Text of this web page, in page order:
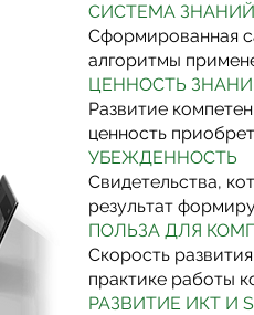
СИСТЕМА ЗНАНИЙ
Сформированная
алгоритмы
ЦЕННОСТЬ
Развитие
ценность
УБЕЖДЕННОСТЬ
Свидетельства,
результат
ПОЛЬЗА ДЛЯ
Скорость
практике работы
РАЗВИТИЕ ИКТ И